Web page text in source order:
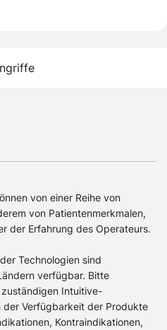
von einer Reihe von
von Patientenmerkmalen,
der Erfahrung des Operateurs.
Technologien sind
verfügbar. Bitte
Intuitive-
Verfügbarkeit der Produkte
Kontraindikationen,